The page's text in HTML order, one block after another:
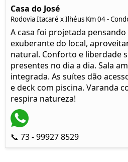
Casa do José
Rodovia Itacaré x Ilhéus Km 04 -
A casa foi projetada
exuberante do local,
natural. Conforto e liberdade
presentes no dia a dia. Sala
integrada. As suítes dão
e deck com piscina. Varanda
respira natureza!
📞 73 - 99927 8529